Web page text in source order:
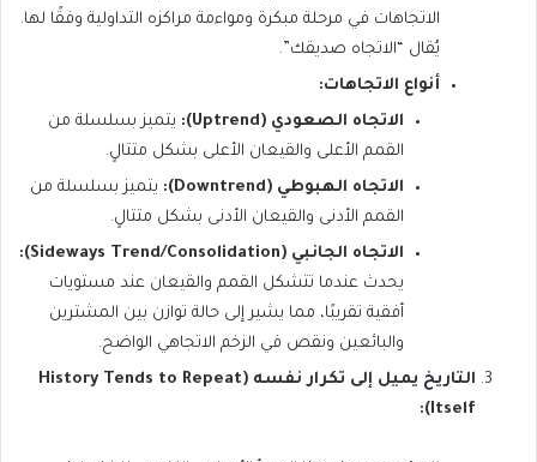
الاتجاهات في مرحلة مبكرة ومواءمة مراكزه التداولية وفقًا لها.
يُقال “الاتجاه صديقك”.
أنواع الاتجاهات:
الاتجاه الصعودي (Uptrend):
يتميز بسلسلة من
القمم الأعلى والقيعان الأعلى بشكل متتالٍ.
الاتجاه الهبوطي (Downtrend):
يتميز بسلسلة من
القمم الأدنى والقيعان الأدنى بشكل متتالٍ.
الاتجاه الجانبي (Sideways Trend/Consolidation):
يحدث عندما تتشكل القمم والقيعان عند مستويات
أفقية تقريبًا، مما يشير إلى حالة توازن بين المشترين
والبائعين ونقص في الزخم الاتجاهي الواضح.
التاريخ يميل إلى تكرار نفسه (History Tends to Repeat
Itself):